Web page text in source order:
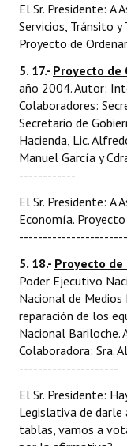
El Sr. Presidente:
Servicios, Tránsito y
Proyecto de
5. 17.- Proyecto de
año 2004. Autor:
Colaboradores:
Secretario de
Hacienda, Lic.
Manuel García y
------------
El Sr. Presidente:
Economía.
5. 18.- Proyecto de
Poder Ejecutivo
Nacional de Medios
reparación de los
Nacional Bariloche.
Colaboradora:
---------------------
El Sr. Presidente:
Legislativa de
tablas, vamos a